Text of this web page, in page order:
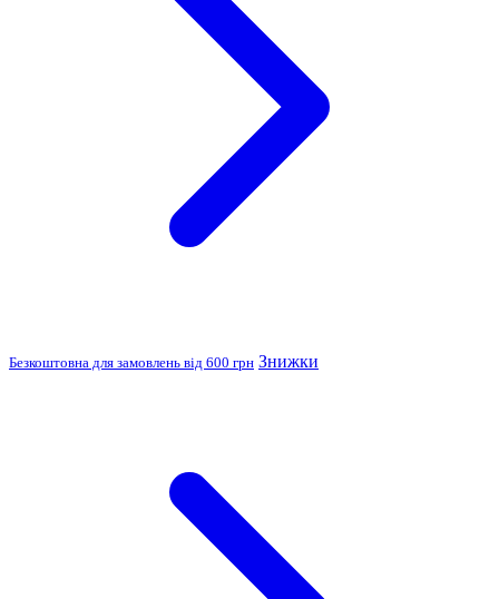
Безкоштовна для замовлень від 600 грн Знижки